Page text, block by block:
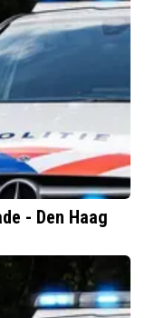
- Den Haag